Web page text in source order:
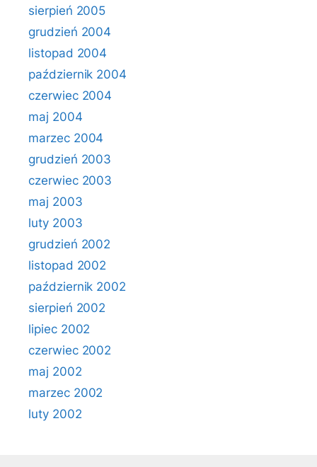
sierpień 2005
grudzień 2004
listopad 2004
październik 2004
czerwiec 2004
maj 2004
marzec 2004
grudzień 2003
czerwiec 2003
maj 2003
luty 2003
grudzień 2002
listopad 2002
październik 2002
sierpień 2002
lipiec 2002
czerwiec 2002
maj 2002
marzec 2002
luty 2002